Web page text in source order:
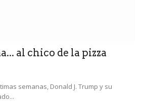
al chico de la pizza
semanas, Donald J. Trump y su